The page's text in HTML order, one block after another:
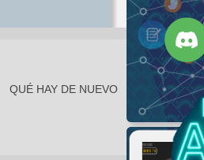
QUÉ HAY DE NUEVO